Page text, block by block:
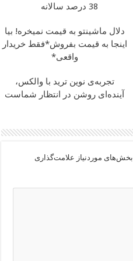
38 درصد سالانه
دلال ماشینتو به قیمت نمیخره! بیا
اینجا به قیمت بفروش*فقط خریدار
واقعی*
تجربه‌ی نوین ترید با والکس،
آینده‌ای روشن در انتظار شماست
بخش‌های موردنیاز علامت‌گذاری